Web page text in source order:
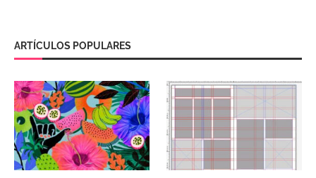
ARTÍCULOS POPULARES